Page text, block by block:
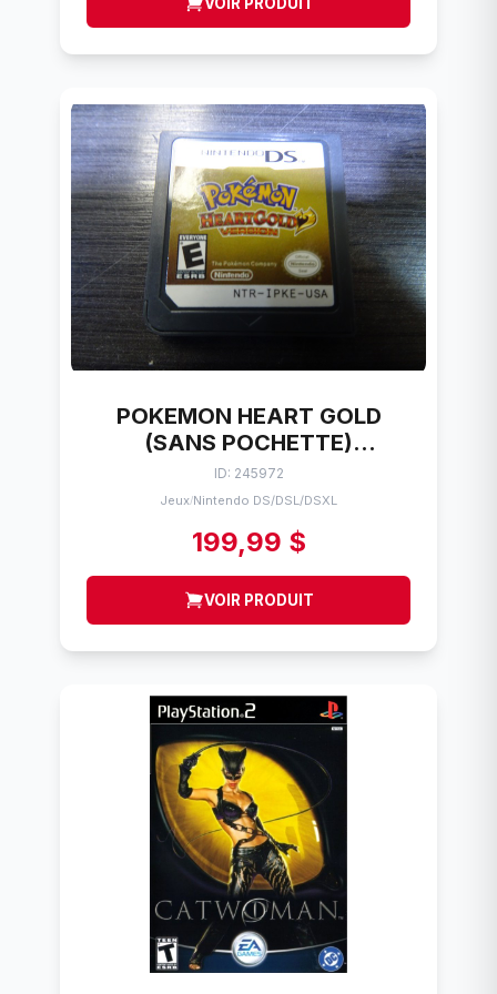
POKEMON HEART GOLD
(SANS POCHETTE)
NINTENDO DS
ID: 245972
Jeux/Nintendo DS/DSL/DSXL
199,99 $
VOIR PRODUIT